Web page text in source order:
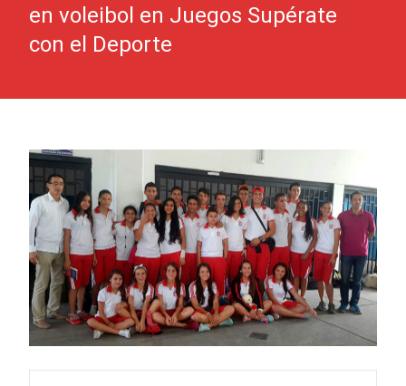
en voleibol en Juegos Supérate
con el Deporte